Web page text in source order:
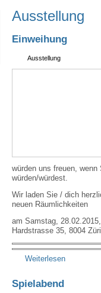
Ausstellung
Einweihung
Ausstellung
würden uns freuen,
würden/würdest.
Wir laden Sie / dich
neuen Räumlichkeiten
am Samstag,
Hardstrasse 35, 8004
Weiterlesen
Spielabend